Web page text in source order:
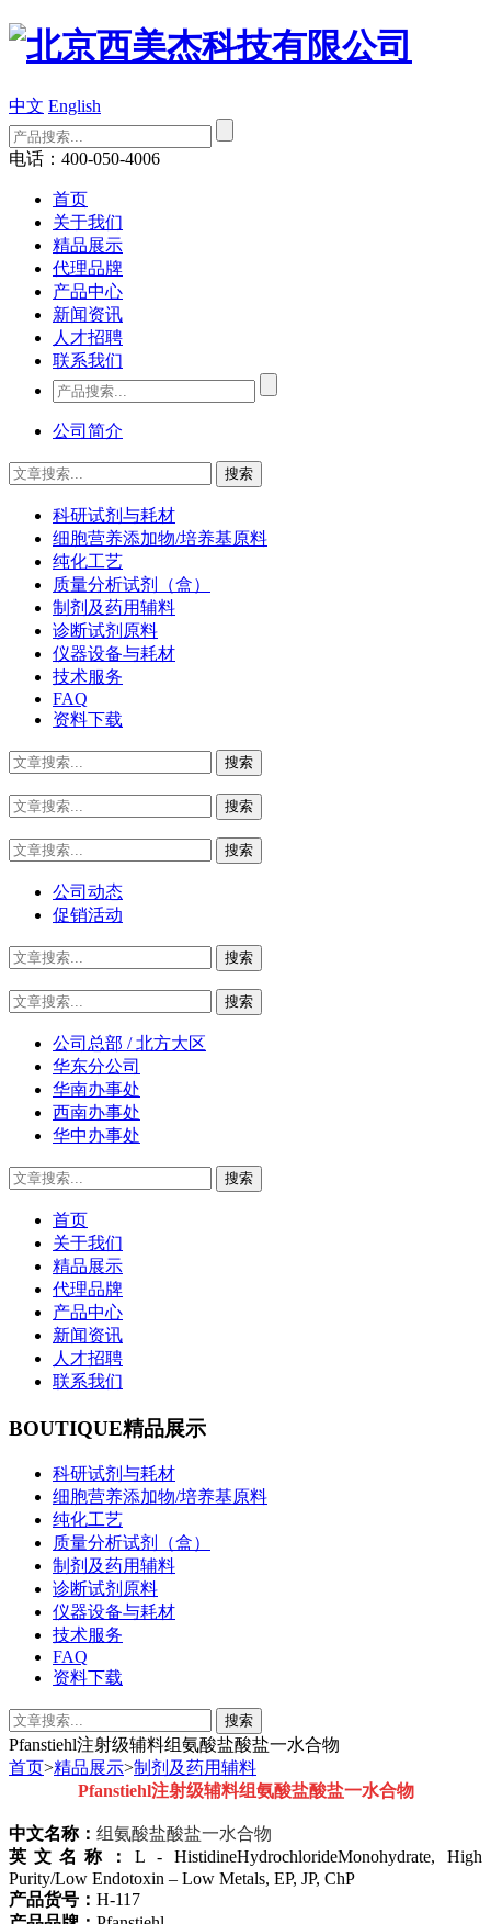
中文 English
电话：400-050-4006
首页
关于我们
精品展示
代理品牌
产品中心
新闻资讯
人才招聘
联系我们
公司简介
科研试剂与耗材
细胞营养添加物/培养基原料
纯化工艺
质量分析试剂（盒）
制剂及药用辅料
诊断试剂原料
仪器设备与耗材
技术服务
FAQ
资料下载
公司动态
促销活动
公司总部 / 北方大区
华东分公司
华南办事处
西南办事处
华中办事处
首页
关于我们
精品展示
代理品牌
产品中心
新闻资讯
人才招聘
联系我们
BOUTIQUE精品展示
科研试剂与耗材
细胞营养添加物/培养基原料
纯化工艺
质量分析试剂（盒）
制剂及药用辅料
诊断试剂原料
仪器设备与耗材
技术服务
FAQ
资料下载
Pfanstiehl注射级辅料组氨酸盐酸盐一水合物
首页>精品展示>制剂及药用辅料
Pfanstiehl注射级辅料组氨酸盐酸盐一水合物
中文名称： 组氨酸盐酸盐一水合物
英文名称： L - HistidineHydrochlorideMonohydrate, High
Purity/Low Endotoxin – Low Metals, EP, JP, ChP
产品货号： H-117